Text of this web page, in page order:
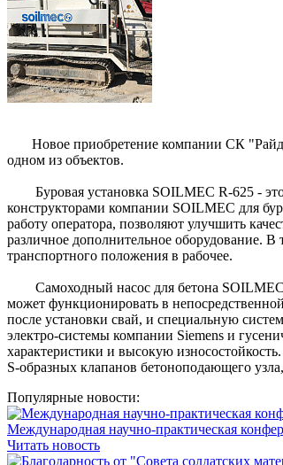
Новое приобретение компании СК
одном из объектов.
Буровая установка SOILMEC R-625 - это
конструкторами компании SOILMEC для
работу оператора, позволяют улучшить
различное дополнительное оборудование.
транспортного положения в рабочее.
Самоходный насос для бетона SOILMEC
может функционировать в
после установки свай, и специальную
электро-системы компании Siemens и
характеристики и высокую
S-образных клапанов бетоноподающего
Популярные новости:
Международная научно-практическая
Читать новость